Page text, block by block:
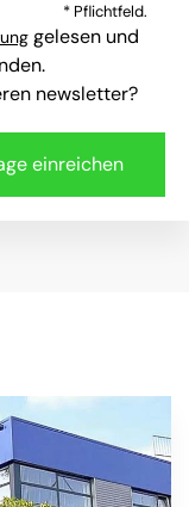
* Pflichtfeld.
gelesen und
newsletter?